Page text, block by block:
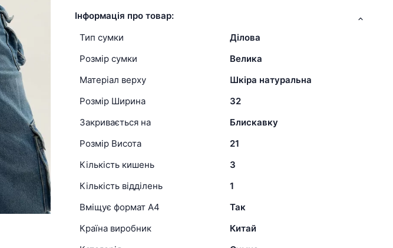
Інформація про товар:
Тип сумки
Ділова
Розмір сумки
Велика
Матеріал верху
Шкіра натуральна
Розмір Ширина
32
Закривається на
Блискавку
Розмір Висота
21
Кількість кишень
3
Кількість відділень
1
Вміщує формат А4
Так
Країна виробник
Китай